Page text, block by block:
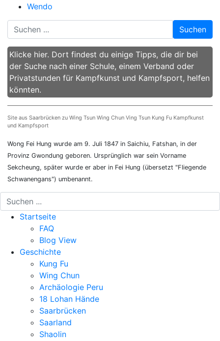
Wendo
Suchen
Klicke hier. Dort findest du einige Tipps, die dir bei
der Suche nach einer Schule, einem Verband oder
Privatstunden für Kampfkunst und Kampfsport, helfen
könnten.
Site aus Saarbrücken zu Wing Tsun Wing Chun Ving Tsun Kung Fu Kampfkunst
und Kampfsport
Wong Fei Hung wurde am 9. Juli 1847 in Saichiu, Fatshan, in der
Provinz Gwondung geboren. Ursprünglich war sein Vorname
Sekcheung, später wurde er aber in Fei Hung (übersetzt "Fliegende
Schwanengans") umbenannt.
Startseite
FAQ
Blog View
Geschichte
Kung Fu
Wing Chun
Archäologie Peru
18 Lohan Hände
Saarbrücken
Saarland
Shaolin